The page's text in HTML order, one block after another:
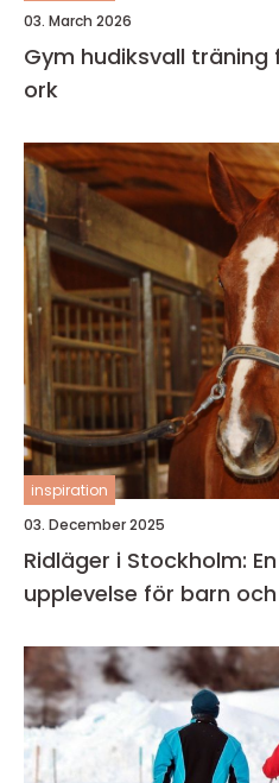
03. March 2026
Gym hudiksvall träning för vardag, hälsa och
ork
inspiration
03. December 2025
Ridläger i Stockholm:
upplevelse för barn